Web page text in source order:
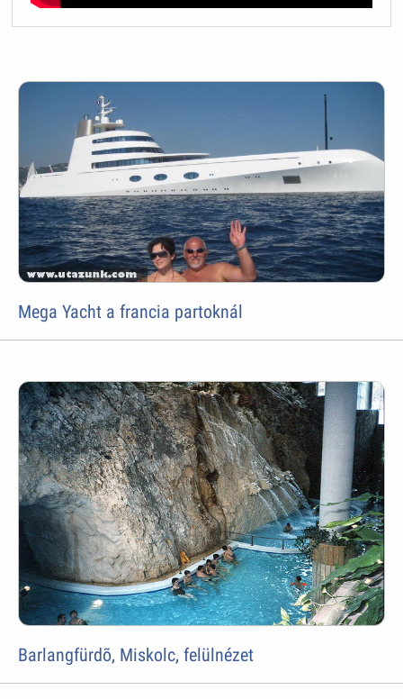
Mega Yacht a francia partoknál
Barlangfürdõ, Miskolc, felülnézet